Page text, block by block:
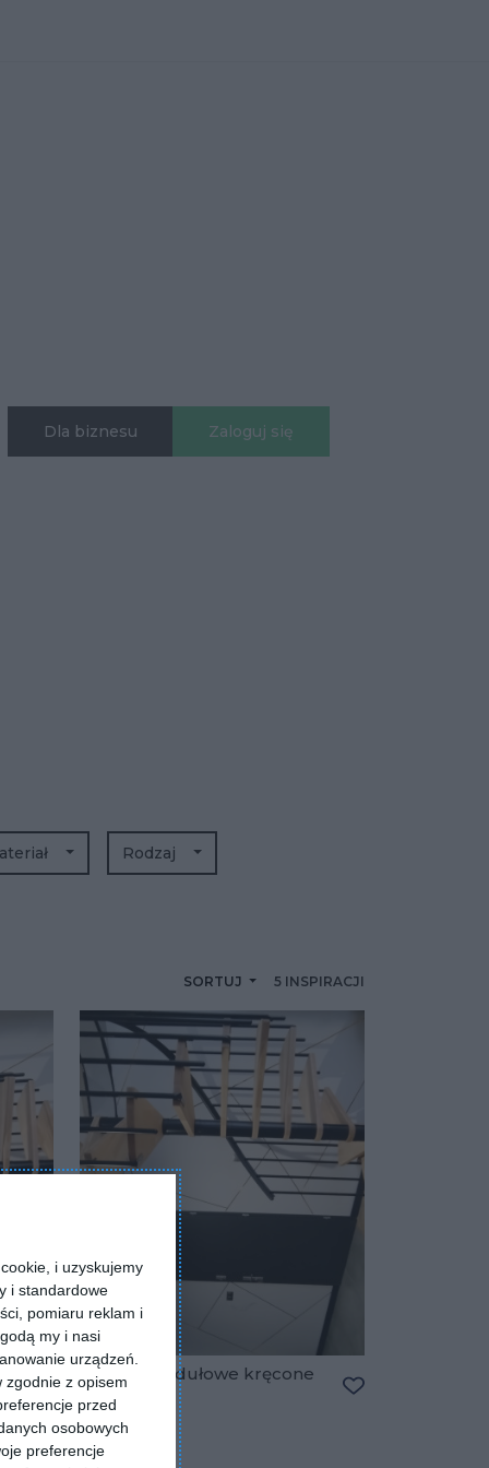
i uzyskujemy
i standardowe
pomiaru reklam i
my i nasi
urządzeń.
zgodnie z opisem
przed
osobowych
preferencje
Dla biznesu Zaloguj się
SORTUJ 5 INSPIRACJI
Rodzaj
Dodaj do ulubionych
Schody modułowe kręcone
Calgary